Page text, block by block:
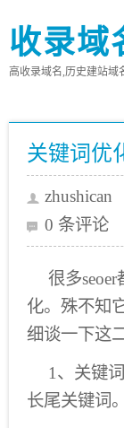
收录域
高收录域名,历史建站域
关键词优
zhushican
0 条评论
很多
化。殊不知
细谈一下这
1、关键
长尾关键词